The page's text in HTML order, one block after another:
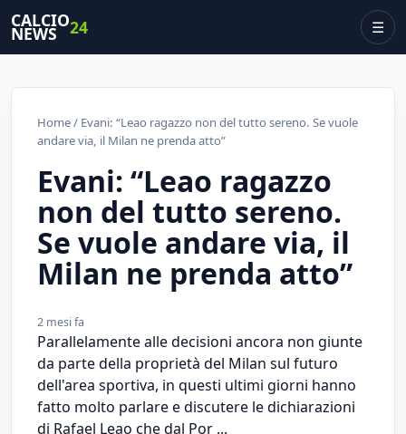
CALCIO
NEWS 24 ☰
Home/ Evani: “Leao ragazzo non del tutto sereno. Se vuole
andare via, il Milan ne prenda atto”
Evani: “Leao ragazzo
non del tutto sereno.
Se vuole andare via, il
Milan ne prenda atto”
2 mesi fa
Parallelamente alle decisioni ancora non giunte
da parte della proprietà del Milan sul futuro
dell'area sportiva, in questi ultimi giorni hanno
fatto molto parlare e discutere le dichiarazioni
di Rafael Leao che dal Por ...